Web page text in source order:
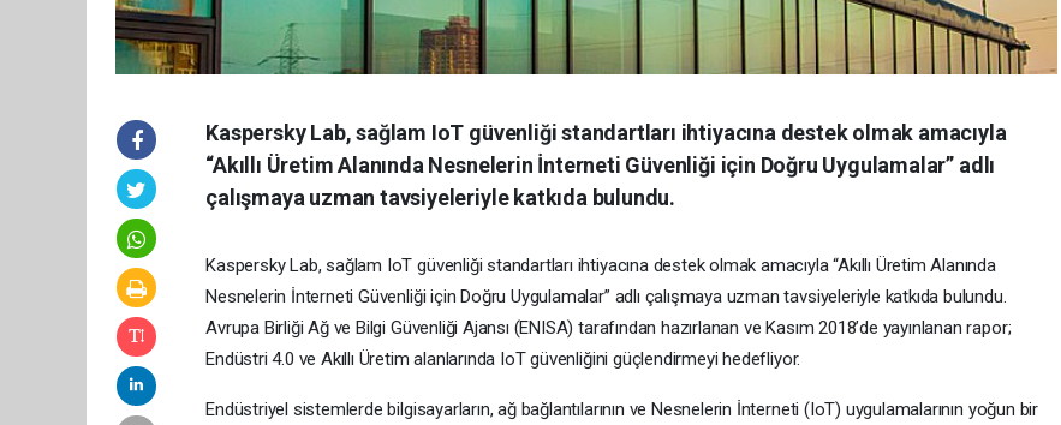
Kaspersky Lab, sağlam IoT güvenliği standartları ihtiyacına destek olmak amacıyla
“Akıllı Üretim Alanında Nesnelerin İnterneti Güvenliği için Doğru Uygulamalar” adlı
çalışmaya uzman tavsiyeleriyle katkıda bulundu.
Kaspersky Lab, sağlam IoT güvenliği standartları ihtiyacına destek olmak amacıyla “Akıllı Üretim Alanında
Nesnelerin İnterneti Güvenliği için Doğru Uygulamalar” adlı çalışmaya uzman tavsiyeleriyle katkıda bulundu.
Avrupa Birliği Ağ ve Bilgi Güvenliği Ajansı (ENISA) tarafından hazırlanan ve Kasım 2018’de yayınlanan rapor;
Endüstri 4.0 ve Akıllı Üretim alanlarında IoT güvenliğini güçlendirmeyi hedefliyor.
Endüstriyel sistemlerde bilgisayarların, ağ bağlantılarının ve Nesnelerin İnterneti (IoT) uygulamalarının yoğun bir